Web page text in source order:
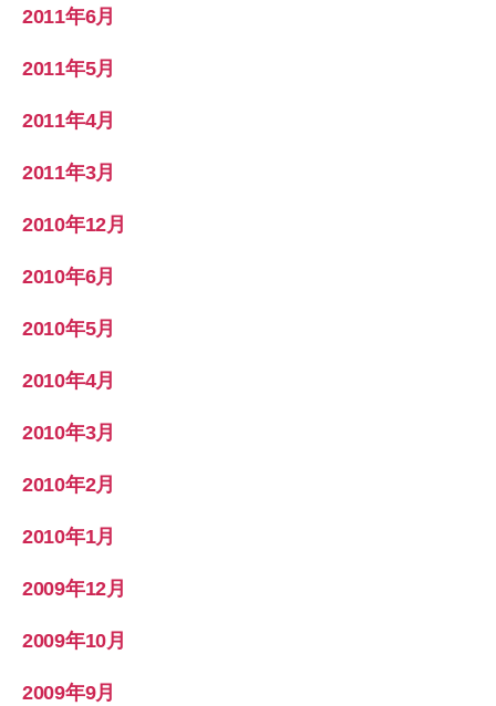
2011年6月
2011年5月
2011年4月
2011年3月
2010年12月
2010年6月
2010年5月
2010年4月
2010年3月
2010年2月
2010年1月
2009年12月
2009年10月
2009年9月